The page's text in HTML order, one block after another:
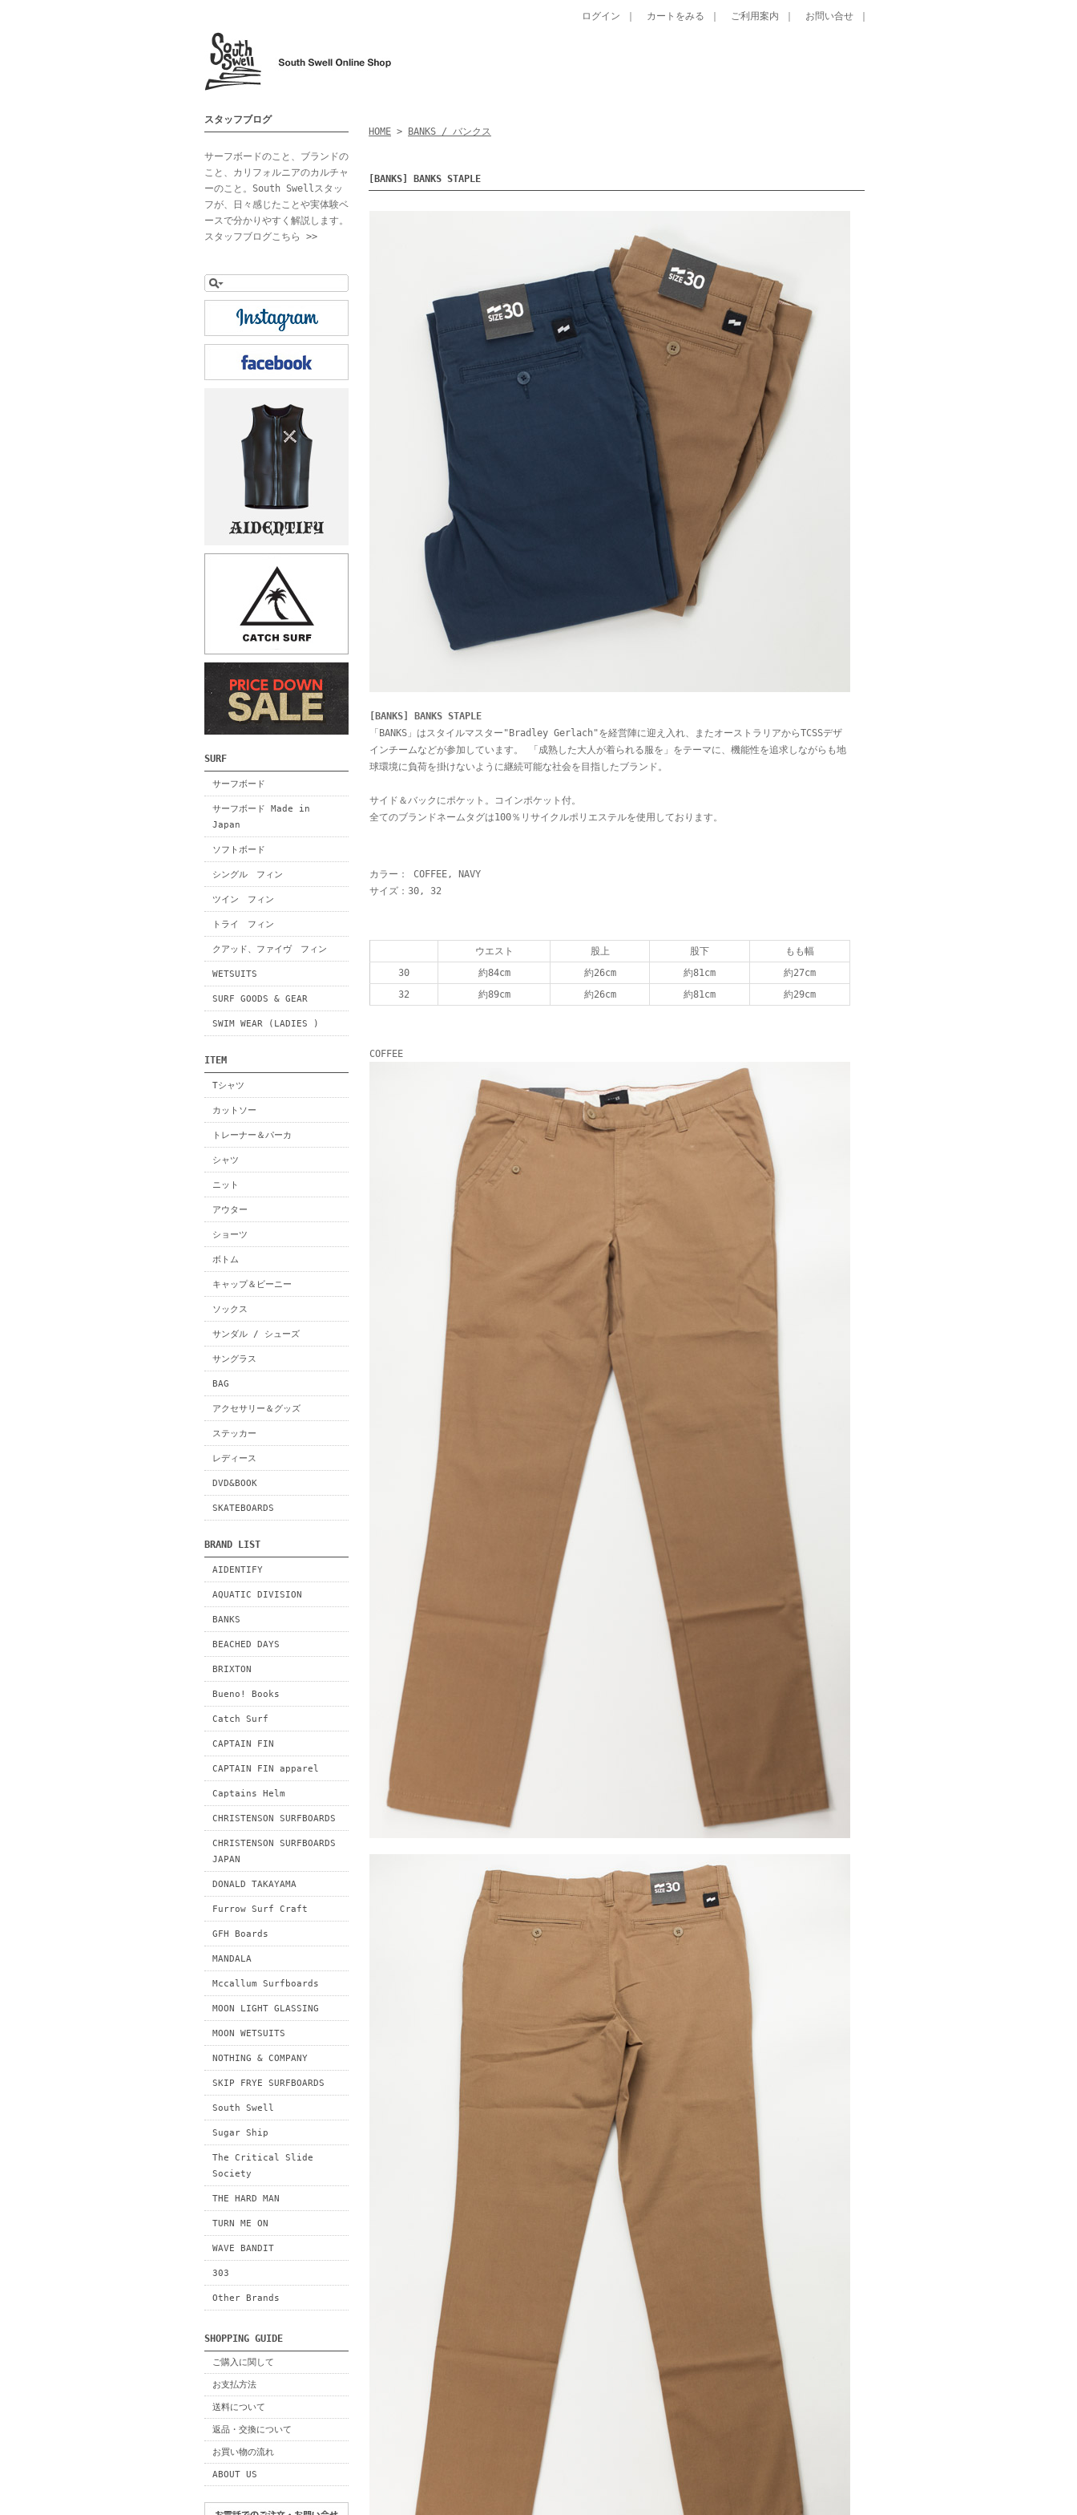
ログイン カートをみる ご利用案内 お問い合せ
スタッフブログ
サーフボードのこと、ブランドの
こと、カリフォルニアのカルチャ
ーのこと。South Swellスタッ
フが、日々感じたことや実体験ベ
ースで分かりやすく解説します。
スタッフブログこちら >>
SURF
サーフボード
サーフボード Made in
Japan
ソフトボード
シングル フィン
ツイン フィン
トライ フィン
クアッド、ファイヴ フィン
WETSUITS
SURF GOODS & GEAR
SWIM WEAR (LADIES )
ITEM
Tシャツ
カットソー
トレーナー＆パーカ
シャツ
ニット
アウター
ショーツ
ボトム
キャップ＆ビーニー
ソックス
サンダル / シューズ
サングラス
BAG
アクセサリー＆グッズ
ステッカー
レディース
DVD&BOOK
SKATEBOARDS
BRAND LIST
AIDENTIFY
AQUATIC DIVISION
BANKS
BEACHED DAYS
BRIXTON
Bueno! Books
Catch Surf
CAPTAIN FIN
CAPTAIN FIN apparel
Captains Helm
CHRISTENSON SURFBOARDS
CHRISTENSON SURFBOARDS
JAPAN
DONALD TAKAYAMA
Furrow Surf Craft
GFH Boards
MANDALA
Mccallum Surfboards
MOON LIGHT GLASSING
MOON WETSUITS
NOTHING & COMPANY
SKIP FRYE SURFBOARDS
South Swell
Sugar Ship
The Critical Slide
Society
THE HARD MAN
TURN ME ON
WAVE BANDIT
303
Other Brands
SHOPPING GUIDE
ご購入に関して
お支払方法
送料について
返品・交換について
お買い物の流れ
ABOUT US
HOME > BANKS / バンクス
[BANKS] BANKS STAPLE
[BANKS] BANKS STAPLE
「BANKS」はスタイルマスター"Bradley Gerlach"を経営陣に迎え入れ、またオーストラリアからTCSSデザ
インチームなどが参加しています。 「成熟した大人が着られる服を」をテーマに、機能性を追求しながらも地
球環境に負荷を掛けないように継続可能な社会を目指したブランド。
サイド＆バックにポケット。コインポケット付。
全てのブランドネームタグは100％リサイクルポリエステルを使用しております。
カラー： COFFEE, NAVY
サイズ：30, 32
ウエスト 股上 股下
もも幅
30
約84cm 約26cm 約81cm
約27cm
32
約89cm 約26cm 約81cm 約29cm
COFFEE